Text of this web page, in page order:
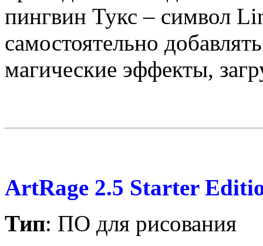
пингвин Тукс – символ
самостоятельно
магические эффекты,
ArtRage 2.5 Starter
Тип: ПО для рисования